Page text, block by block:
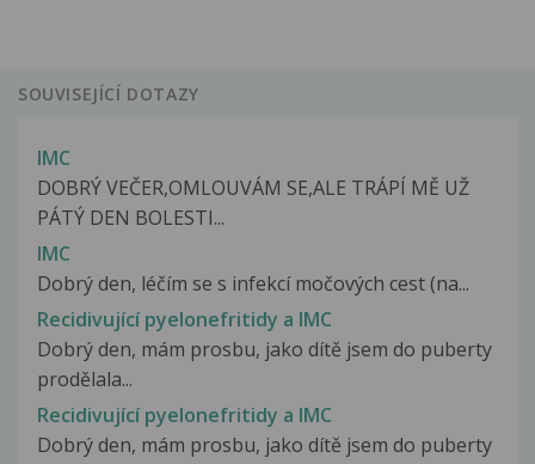
SOUVISEJÍCÍ DOTAZY
IMC
DOBRÝ VEČER,OMLOUVÁM SE,ALE TRÁPÍ MĚ UŽ
PÁTÝ DEN BOLESTI...
IMC
Dobrý den, léčím se s infekcí močových cest (na...
Recidivující pyelonefritidy a IMC
Dobrý den, mám prosbu, jako dítě jsem do puberty
prodělala...
Recidivující pyelonefritidy a IMC
Dobrý den, mám prosbu, jako dítě jsem do puberty